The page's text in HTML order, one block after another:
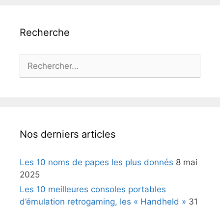
Recherche
Nos derniers articles
Les 10 noms de papes les plus donnés 8 mai
2025
Les 10 meilleures consoles portables
d’émulation retrogaming, les « Handheld » 31